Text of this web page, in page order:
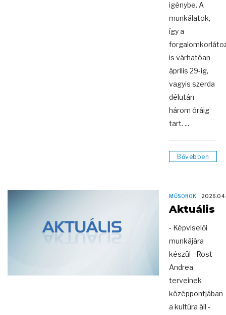
igénybe. A
munkálatok,
így a
is várhatóan
április 29-ig,
vagyis szerda
délután
három óráig
tart. ...
Bővebben
MŰSOROK
Aktuális
- Képviselői
munkájára
készül - Rost
Andrea
terveinek
középpontjában
a kultúra áll -